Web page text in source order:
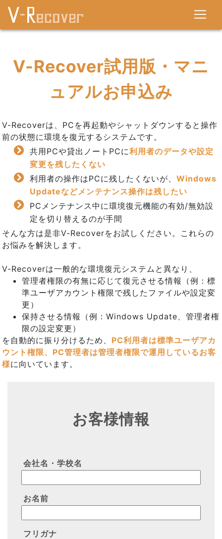
V-Recover試用版・マニ
ュアルお申込み
V-Recoverは、PCを再起動やシャットダウンすると操作
前の状態に環境を復元するシステムです。
共用PCや貸出ノートPCに利用者のデータや設定
変更を残したくない
利用者の操作はPCに残したくないが、Windows
Updateなどメンテナンス操作は残したい
PCメンテナンス中に環境復元機能の有効/無効設
定を切り替えるのが手間
そんな方は是非V-Recoverをお試しください。これらの
お悩みを解決します。
V-Recoverは一般的な環境復元システムと異なり、
管理者権限の有無に応じて復元させる情報（例：標
準ユーザアカウント権限で残したファイルや設定変
更）
保持させる情報（例：Windows Update、管理者権
限の設定変更）
を自動的に振り分けるため、 PC利用者は標準ユーザアカ
ウント権限、PC管理者は管理者権限で運用しているお客
様に向いています。
お客様情報
会社名・学校名
お名前
フリガナ